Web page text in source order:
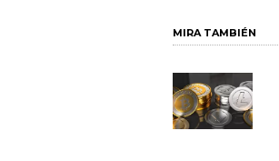
MIRA TAMBIÉN